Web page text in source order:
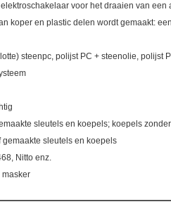
voor het draaien van een
koper en plastic delen wordt gemaakt:
steenpc, polijst PC + steenolie, polijst
sleutels en koepels; koepels
sleutels en koepels
Nitto enz.
masker